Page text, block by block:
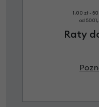
1,00 zł -
od
Raty